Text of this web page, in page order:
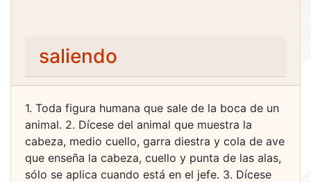
saliendo
1. Toda figura humana que sale de la boca de un
animal. 2. Dícese del animal que muestra la
cabeza, medio cuello, garra diestra y cola de ave
que enseña la cabeza, cuello y punta de las alas,
sólo se aplica cuando está en el jefe. 3. Dícese